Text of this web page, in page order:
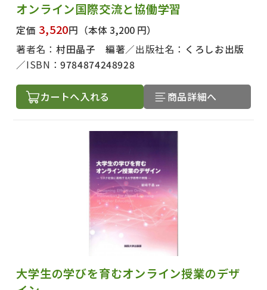
オンライン国際交流と協働学習
定価 3,520円 （本体 3,200 円）
著者名： 村田晶子 編著 出版社名： くろしお出版
ISBN：9784874248928
カートへ入れる 商品詳細へ
大学生の学びを育むオンライン授業のデザ